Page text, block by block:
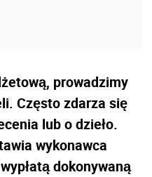
prowadzimy
Często zdarza się
lub o dzieło.
wykonawca
dokonywaną